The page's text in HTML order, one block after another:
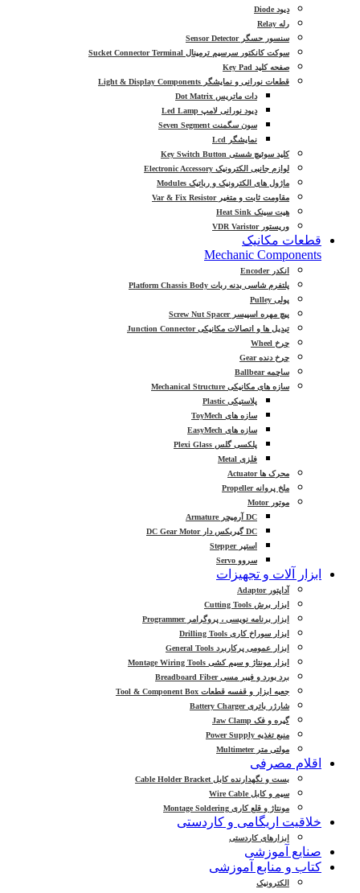
دیود Diode
رله Relay
سنسور حسگر Sensor Detector
سوکت کانکتور سرسیم ترمینال Sucket Connector Terminal
صفحه کلید Key Pad
قطعات نورانی و نمایشگر Light & Display Components
دات ماتریس Dot Matrix
دیود نورانی لامپ Led Lamp
سون سگمنت Seven Segment
نمایشگر Lcd
کلید سوئیچ شستی Key Switch Button
لوازم جانبی الکترونیک Electronic Accessory
ماژول های الکترونیک و رباتیک Modules
مقاومت ثابت و متغیر Var & Fix Resistor
هیت سینک Heat Sink
وریستور VDR Varistor
قطعات مکانیک
Mechanic Components
انکدر Encoder
پلتفرم شاسی بدنه ربات Platform Chassis Body
پولی Pulley
پیچ مهره اسپیسر Screw Nut Spacer
تبدیل ها و اتصالات مکانیکی Junction Connector
چرخ Wheel
چرخ دنده Gear
ساچمه Ballbear
سازه های مکانیکی Mechanical Structure
پلاستیکی Plastic
سازه های ToyMech
سازه های EasyMech
پلکسی گلس Plexi Glass
فلزی Metal
محرک ها Actuator
ملخ پروانه Propeller
موتور Motor
DC آرمیچر Armature
DC گیربکس دار DC Gear Motor
استپر Stepper
سروو Servo
ابزار آلات و تجهیزات
آداپتور Adaptor
ابزار برش Cutting Tools
ابزار برنامه نویسی ، پروگرامر Programmer
ابزار سوراخ کاری Drilling Tools
ابزار عمومی پرکاربرد General Tools
ابزار مونتاژ و سیم کشی Montage Wiring Tools
برد بورد و فیبر مسی Breadboard Fiber
جعبه ابزار و قفسه قطعات Tool & Component Box
شارژر باتری Battery Charger
گیره و فک Jaw Clamp
منبع تغذیه Power Supply
مولتی متر Multimeter
اقلام مصرفی
بست و نگهدارنده کابل Cable Holder Bracket
سیم و کابل Wire Cable
مونتاژ و قلع کاری Montage Soldering
خلاقیت اریگامی و کاردستی
ابزارهای کاردستی
صنایع آموزشی
کتاب و منابع آموزشی
الکترونیک